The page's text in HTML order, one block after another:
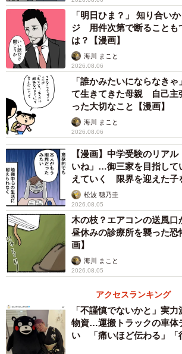
ちゃりしていて欲しいと思っており、な
を阻止しようとします。
ダイエットを志す者への悪魔のささやき（矢尾い
ご飯に誘われて嬉しい反面、ダイエット
く餅屋さん。そこでゆかりちゃんがヘル
し、その結果、2人は鍋屋さんでデート
について作者の矢尾さんに話を聞きまし
「痩せたい」と「ぽっちゃりでい
「明日ひま？」 知り合い
ジ 用件次第で断ることも
は？【漫画】
海川 まこと
2026.08.06
「誰かみたいにならなき
て生きてきた母親 自己主
った大切なこと【漫画】
海川 まこと
2026.08.06
【漫画】中学受験のリア
いね」…御三家を目指して
えていく 限界を迎えた子
松波 穂乃圭
2026.08.05
木の枝？エアコンの送風
昼休みの診療所を襲った恐
画】
海川 まこと
2026.08.05
アクセスランキング
「不謹慎でないかと」実
物資…運搬トラックの車体
い 「痛いほど伝わる」「